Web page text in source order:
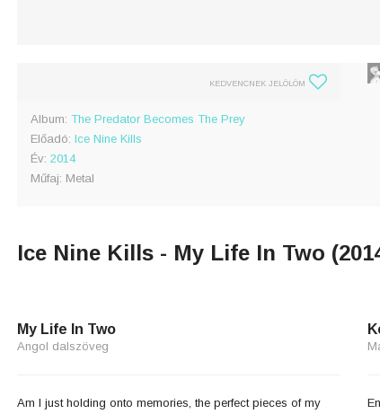
KEDVENCNEK JELÖLÖM
Album: The Predator Becomes The Prey
Előadó: Ice Nine Kills
Év: 2014
Műfaj: Metal
Ice Nine Kills - My Life In Two
My Life In Two
Angol dalszöveg
Am I just holding onto memories, the perfect pieces of my